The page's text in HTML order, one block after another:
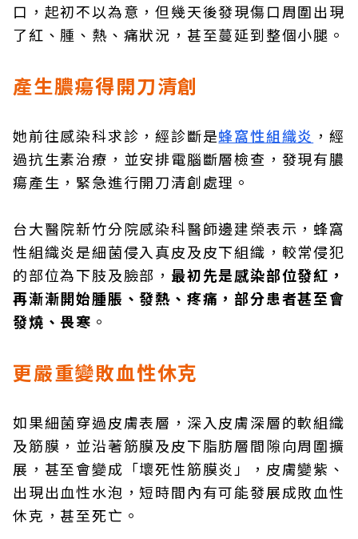
口，起初不以為意，但幾天後發現傷口周圍出現
了紅、腫、熱、痛狀況，甚至蔓延到整個小腿。
產生膿瘍得開刀清創
她前往感染科求診，經診斷是蜂窩性組織炎 ，經
過抗生素治療，並安排電腦斷層檢查，發現有膿
瘍產生，緊急進行開刀清創處理。
台大醫院新竹分院感染科醫師邊建榮表示，蜂窩
性組織炎是細菌侵入真皮及皮下組織，較常侵犯
的部位為下肢及臉部， 最初先是感染部位發紅，
再漸漸開始腫脹、發熱、疼痛，部分患者甚至會
發燒、畏寒 。
更嚴重變敗血性休克
如果細菌穿過皮膚表層，深入皮膚深層的軟組織
及筋膜，並沿著筋膜及皮下脂肪層間隙向周圍擴
展，甚至會變成「壞死性筋膜炎」，皮膚變紫、
出現出血性水泡，短時間內有可能發展成敗血性
休克，甚至死亡。